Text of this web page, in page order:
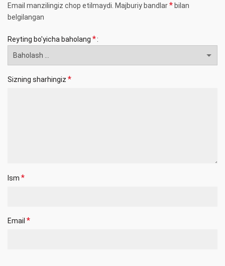
Email manzilingiz chop etilmaydi. Majburiy bandlar* bilan
belgilangan
Reyting bo'yicha baholang *
Sizning sharhingiz *
Ism *
Email *